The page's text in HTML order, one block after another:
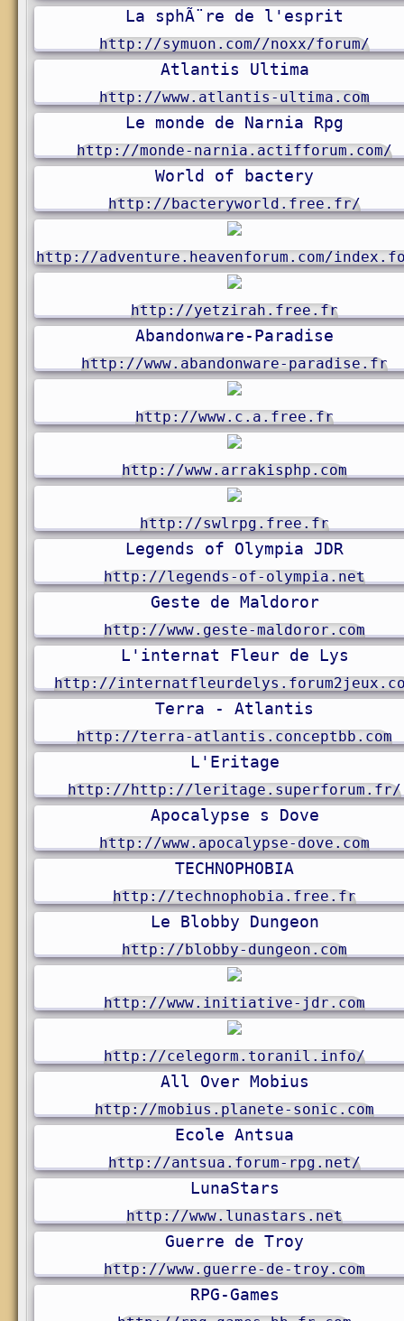
La sphÃ¨re de l'esprit
http://symuon.com//noxx/forum/
Atlantis Ultima
http://www.atlantis-ultima.com
Le monde de Narnia Rpg
http://monde-narnia.actifforum.com/
World of bactery
http://bacteryworld.free.fr/
http://adventure.heavenforum.com/
http://yetzirah.free.fr
Abandonware-Paradise
http://www.abandonware-paradise.fr
http://www.c.a.free.fr
http://www.arrakisphp.com
http://swlrpg.free.fr
Legends of Olympia JDR
http://legends-of-olympia.net
Geste de Maldoror
http://www.geste-maldoror.com
L'internat Fleur de Lys
http://
Terra - Atlantis
http://terra-atlantis.conceptbb.com
L'Eritage
http://http://leritage.superforum.fr/
Apocalypse s Dove
http://www.apocalypse-dove.com
TECHNOPHOBIA
http://technophobia.free.fr
Le Blobby Dungeon
http://blobby-dungeon.com
http://www.initiative-jdr.com
http://celegorm.toranil.info/
All Over Mobius
http://mobius.planete-sonic.com
Ecole Antsua
http://antsua.forum-rpg.net/
LunaStars
http://www.lunastars.net
Guerre de Troy
http://www.guerre-de-troy.com
RPG-Games